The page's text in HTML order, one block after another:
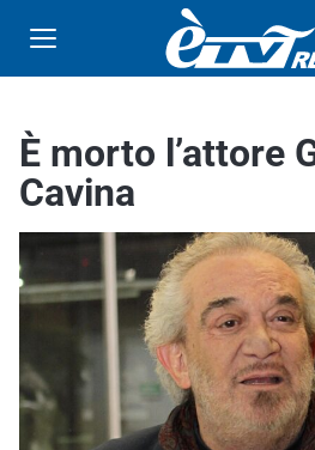
È morto l’attore
Cavina